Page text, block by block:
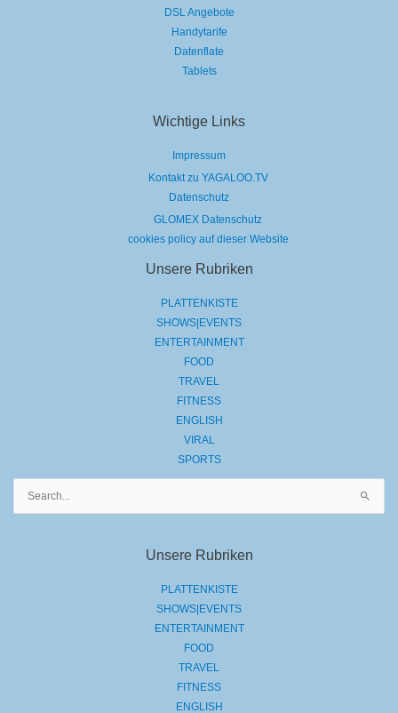
DSL Angebote
Handytarife
Datenflate
Tablets
Wichtige Links
Impressum
Kontakt zu YAGALOO.TV
Datenschutz
GLOMEX Datenschutz
cookies policy auf dieser Website
Unsere Rubriken
PLATTENKISTE
SHOWS|EVENTS
ENTERTAINMENT
FOOD
TRAVEL
FITNESS
ENGLISH
VIRAL
SPORTS
Unsere Rubriken
PLATTENKISTE
SHOWS|EVENTS
ENTERTAINMENT
FOOD
TRAVEL
FITNESS
ENGLISH